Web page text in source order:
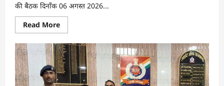
की बैठक दिनाँक 06 अगस्त 2026...
Read MoreRead
more
पिछड़ा
वर्ग
के
आरक्षण
पर
जनप्रतिनिधियों